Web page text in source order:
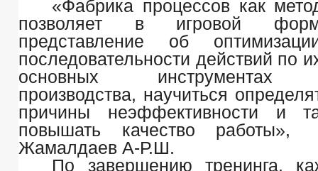
«Фабрика процессов как
позволяет в игровой
представление об
последовательности действий по
основных инструментах
производства, научиться
причины неэффективности и
повышать качество
Жамалдаев А-Р.Ш.
По завершению тренинга,